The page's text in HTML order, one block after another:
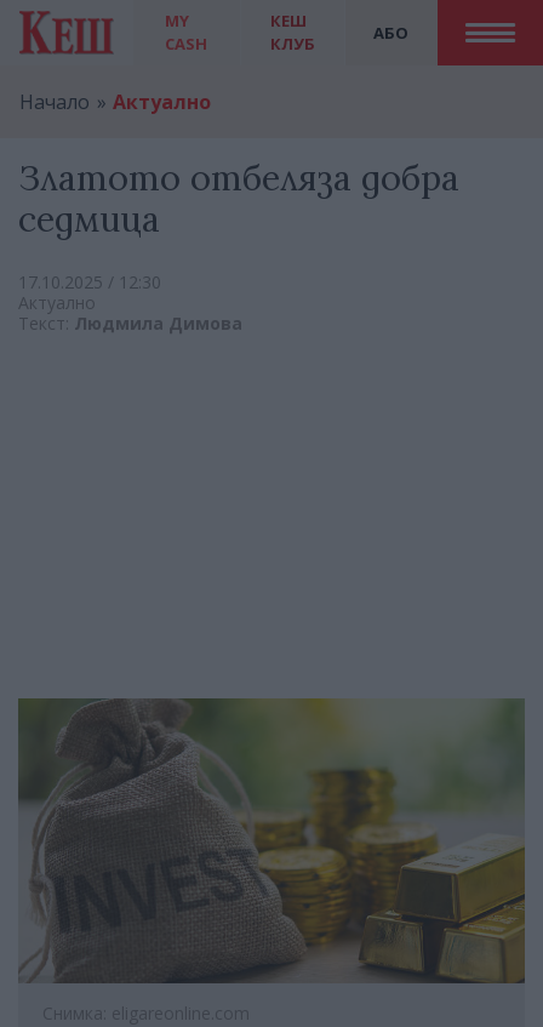
MY
CASH
АБО
КЕШ
КЛУБ
Начало Актуално
Златото отбеляза добра
седмица
17.10.2025 / 12:30
Актуално
Текст: Людмила Димова
Снимка: eligareonline.com